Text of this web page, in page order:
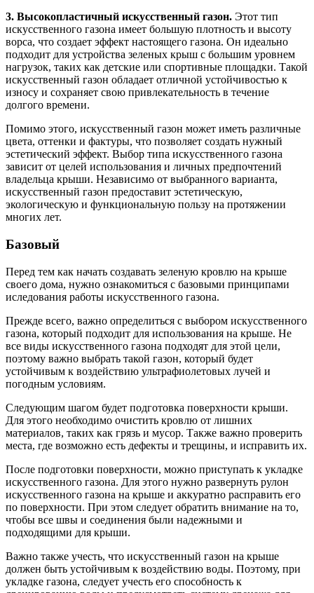
3. Высокопластичный искусственный газон. Этот тип
искусственного газона имеет большую плотность и высоту
ворса, что создает эффект настоящего газона. Он идеально
подходит для устройства зеленых крыш с большим уровнем
нагрузок, таких как детские или спортивные площадки. Такой
искусственный газон обладает отличной устойчивостью к
износу и сохраняет свою привлекательность в течение
долгого времени.
Помимо этого, искусственный газон может иметь различные
цвета, оттенки и фактуры, что позволяет создать нужный
эстетический эффект. Выбор типа искусственного газона
зависит от целей использования и личных предпочтений
владельца крыши. Независимо от выбранного варианта,
искусственный газон предоставит эстетическую,
экологическую и функциональную пользу на протяжении
многих лет.
Базовый
Перед тем как начать создавать зеленую кровлю на крыше
своего дома, нужно ознакомиться с базовыми принципами
иследования работы искусственного газона.
Прежде всего, важно определиться с выбором искусственного
газона, который подходит для использования на крыше. Не
все виды искусственного газона подходят для этой цели,
поэтому важно выбрать такой газон, который будет
устойчивым к воздействию ультрафиолетовых лучей и
погодным условиям.
Следующим шагом будет подготовка поверхности крыши.
Для этого необходимо очистить кровлю от лишних
материалов, таких как грязь и мусор. Также важно проверить
места, где возможно есть дефекты и трещины, и исправить их.
После подготовки поверхности, можно приступать к укладке
искусственного газона. Для этого нужно развернуть рулон
искусственного газона на крыше и аккуратно расправить его
по поверхности. При этом следует обратить внимание на то,
чтобы все швы и соединения были надежными и
подходящими для крыши.
Важно также учесть, что искусственный газон на крыше
должен быть устойчивым к воздействию воды. Поэтому, при
укладке газона, следует учесть его способность к